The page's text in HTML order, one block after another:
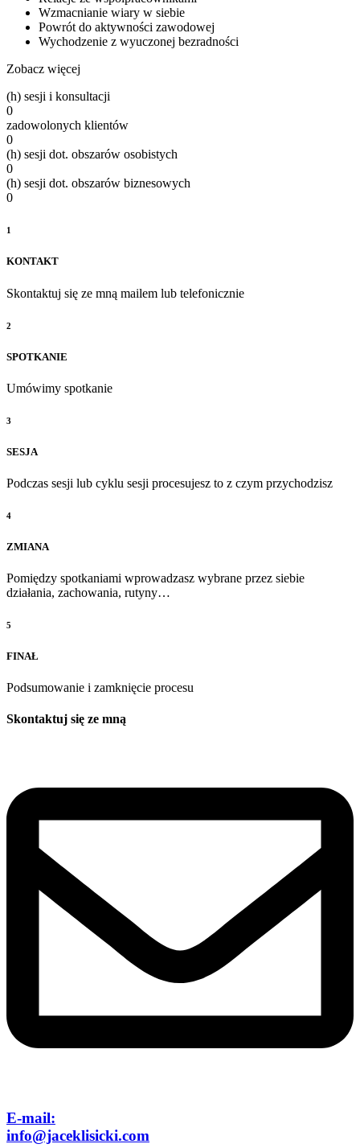
Wzmacnianie wiary w siebie
Powrót do aktywności zawodowej
Wychodzenie z wyuczonej bezradności
Zobacz więcej
(h) sesji i konsultacji
0
zadowolonych klientów
0
(h) sesji dot. obszarów osobistych
0
(h) sesji dot. obszarów biznesowych
0
1
KONTAKT
Skontaktuj się ze mną mailem lub telefonicznie
2
SPOTKANIE
Umówimy spotkanie
3
SESJA
Podczas sesji lub cyklu sesji procesujesz to z czym przychodzisz
4
ZMIANA
Pomiędzy spotkaniami wprowadzasz wybrane przez siebie
działania, zachowania, rutyny…
5
FINAŁ
Podsumowanie i zamknięcie procesu
Skontaktuj się ze mną
E-mail:
info@jaceklisicki.com